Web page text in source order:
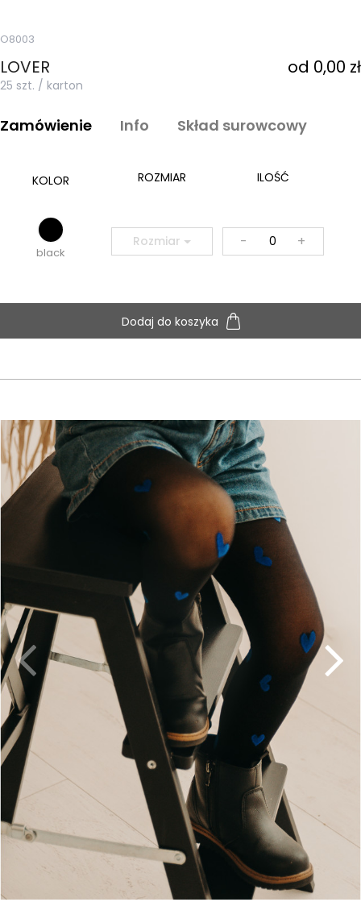
O8003
LOVER od 0,00 zł
25 szt. / karton
Zamówienie Info Skład surowcowy
KOLOR ROZMIAR ILOŚĆ
black
Rozmiar - +
Dodaj do koszyka